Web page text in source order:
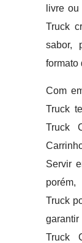
livre
Truck
sabor,
formato
Com
Truck
Truck
Servir
Truck
Truck